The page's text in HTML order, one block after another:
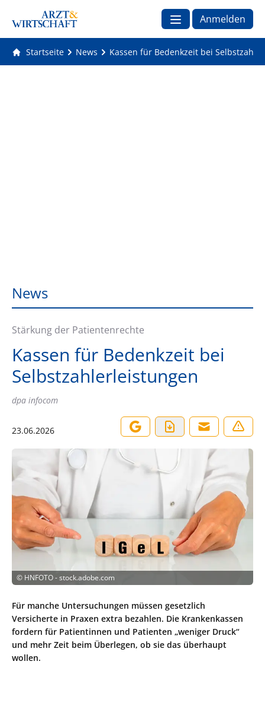
Anmelden
Startseite News Kassen für Bedenkzeit bei
News
Stärkung der Patientenrechte
Kassen für Bedenkzeit bei
Selbstzahlerleistungen
dpa infocom
23.06.2026
© HNFOTO - stock.adobe.com
Für manche Untersuchungen müssen gesetzlich
Versicherte in Praxen extra bezahlen. Die Krankenkassen
fordern für Patientinnen und Patienten „weniger Druck“
und mehr Zeit beim Überlegen, ob sie das überhaupt
wollen.